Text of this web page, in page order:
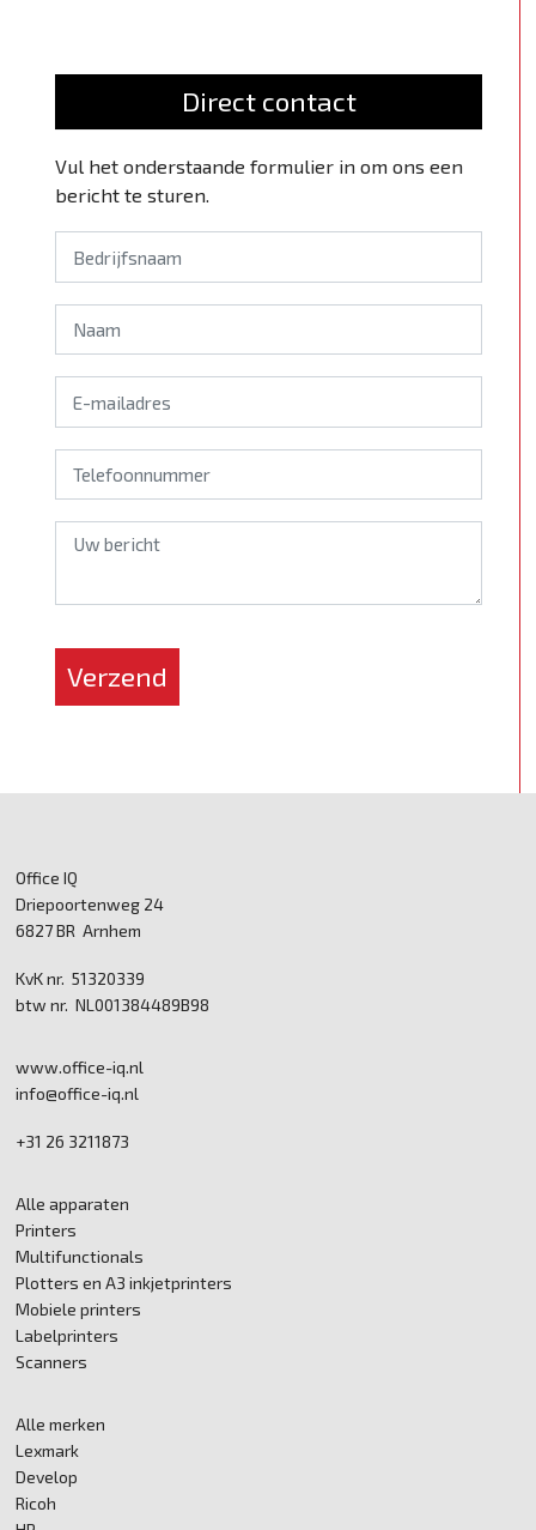
Direct contact
Vul het onderstaande formulier in om ons een
bericht te sturen.
Verzend
Office IQ
Driepoortenweg 24
6827 BR Arnhem
KvK nr. 51320339
btw nr. NL001384489B98
www.office-iq.nl
info@office-iq.nl
+31 26 3211873
Alle apparaten
Printers
Multifunctionals
Plotters en A3 inkjetprinters
Mobiele printers
Labelprinters
Scanners
Alle merken
Lexmark
Develop
Ricoh